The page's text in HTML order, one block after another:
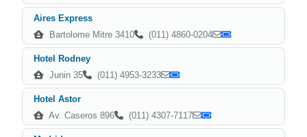
Aires Express
Bartolome Mitre 3410
(011) 4860-0204
Hotel Rodney
Junin 35
(011) 4953-3233
Hotel Astor
Av. Caseros 896
(011) 4307-7117